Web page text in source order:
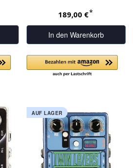
189,00 €*
In den Warenkorb
AUF LAGER